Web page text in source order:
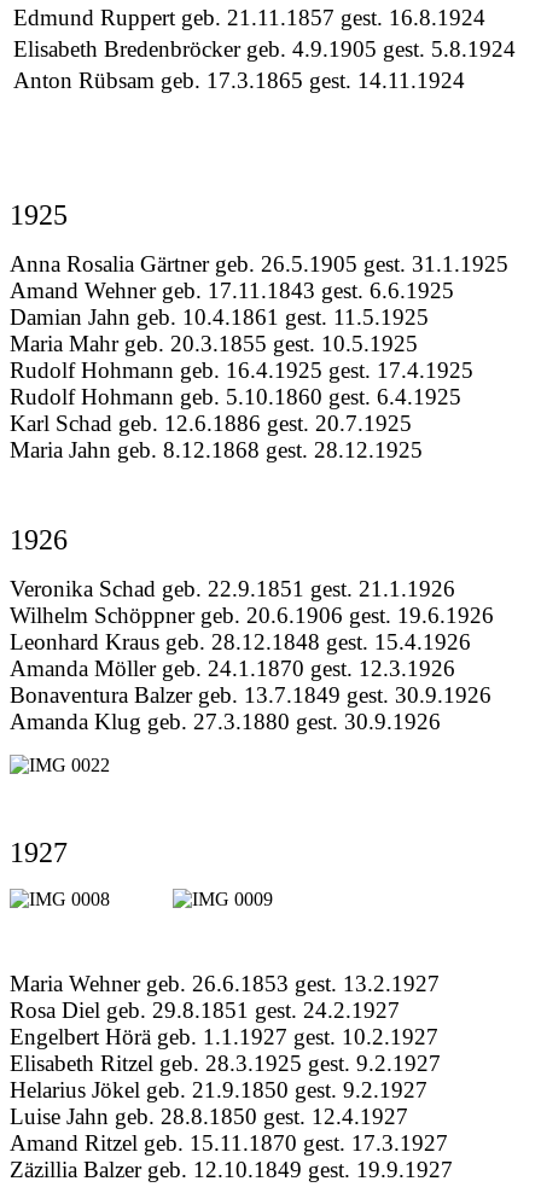
Edmund Ruppert geb. 21.11.1857 gest. 16.8.1924
Elisabeth Bredenbröcker geb. 4.9.1905 gest. 5.8.1924
Anton Rübsam geb. 17.3.1865 gest. 14.11.1924
1925
Anna Rosalia Gärtner geb. 26.5.1905 gest. 31.1.1925
Amand Wehner geb. 17.11.1843 gest. 6.6.1925
Damian Jahn geb. 10.4.1861 gest. 11.5.1925
Maria Mahr geb. 20.3.1855 gest. 10.5.1925
Rudolf Hohmann geb. 16.4.1925 gest. 17.4.1925
Rudolf Hohmann geb. 5.10.1860 gest. 6.4.1925
Karl Schad geb. 12.6.1886 gest. 20.7.1925
Maria Jahn geb. 8.12.1868 gest. 28.12.1925
1926
Veronika Schad geb. 22.9.1851 gest. 21.1.1926
Wilhelm Schöppner geb. 20.6.1906 gest. 19.6.1926
Leonhard Kraus geb. 28.12.1848 gest. 15.4.1926
Amanda Möller geb. 24.1.1870 gest. 12.3.1926
Bonaventura Balzer geb. 13.7.1849 gest. 30.9.1926
Amanda Klug geb. 27.3.1880 gest. 30.9.1926
1927
Maria Wehner geb. 26.6.1853 gest. 13.2.1927
Rosa Diel geb. 29.8.1851 gest. 24.2.1927
Engelbert Hörä geb. 1.1.1927 gest. 10.2.1927
Elisabeth Ritzel geb. 28.3.1925 gest. 9.2.1927
Helarius Jökel geb. 21.9.1850 gest. 9.2.1927
Luise Jahn geb. 28.8.1850 gest. 12.4.1927
Amand Ritzel geb. 15.11.1870 gest. 17.3.1927
Zäzillia Balzer geb. 12.10.1849 gest. 19.9.1927